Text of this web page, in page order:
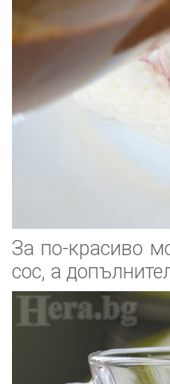
За по-красиво
сос, а